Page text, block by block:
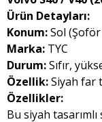
Ürün Detayları:
Konum:Sol
Marka: TYC
Durum:Sıfır,
Özellik:Siyah far
Özellikler:
Bu siyah